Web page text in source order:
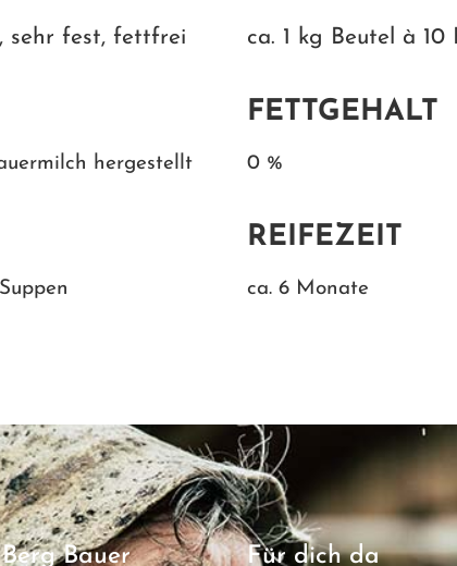
sehr fest, fettfrei ca. 1 kg Beutel à 10
hergestellt
FETTGEHALT
0 %
REIFEZEIT
ca. 6 Monate
Bauer Für dich da